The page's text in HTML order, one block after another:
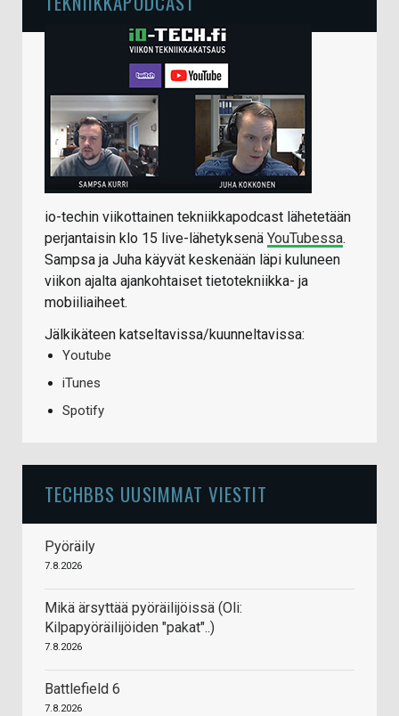
io-techin viikottainen tekniikkapodcast lähetetään
perjantaisin klo 15 live-lähetyksenä YouTubessa.
Sampsa ja Juha käyvät keskenään läpi kuluneen
viikon ajalta ajankohtaiset tietotekniikka- ja
mobiiliaiheet.
Jälkikäteen katseltavissa/kuunneltavissa:
Youtube
iTunes
Spotify
TECHBBS UUSIMMAT VIESTIT
Pyöräily
7.8.2026
Mikä ärsyttää pyöräilijöissä (Oli:
Kilpapyöräilijöiden "pakat"..)
7.8.2026
Battlefield 6
7.8.2026